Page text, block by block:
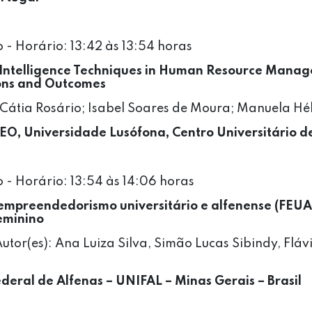
- Horário: 13:42 às 13:54 horas
Techniques in Human Resource
and Outcomes
Rosário; Isabel Soares de Moura; Manuela
Universidade Lusófona, Centro Universitário
- Horário: 13:54 às 14:06 horas
universitário e alfenense
Ana Luiza Silva, Simão Lucas Sibindy,
de Alfenas – UNIFAL – Minas Gerais – Brasil